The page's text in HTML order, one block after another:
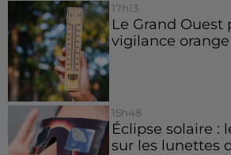
17h13
Le Grand Ouest
vigilance
15h48
Éclipse solaire :
sur les lunettes